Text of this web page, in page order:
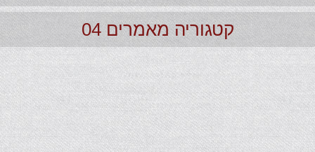
קטגוריה מאמרים 04